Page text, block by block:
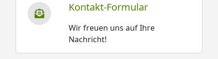
Kontakt-Formular
Wir freuen uns auf Ihre
Nachricht!